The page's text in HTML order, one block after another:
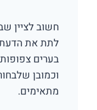
חשוב לציין
לתת את הדעת
בערים
וכמובן
מתאימים.